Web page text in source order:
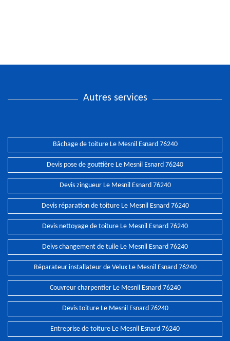
Autres services
Bâchage de toiture Le Mesnil Esnard 76240
Devis pose de gouttière Le Mesnil Esnard 76240
Devis zingueur Le Mesnil Esnard 76240
Devis réparation de toiture Le Mesnil Esnard 76240
Devis nettoyage de toiture Le Mesnil Esnard 76240
Deivs changement de tuile Le Mesnil Esnard 76240
Réparateur installateur de Velux Le Mesnil Esnard 76240
Couvreur charpentier Le Mesnil Esnard 76240
Devis toiture Le Mesnil Esnard 76240
Entreprise de toiture Le Mesnil Esnard 76240